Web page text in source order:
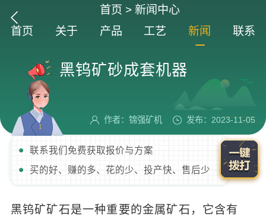
首页 >新闻中心
首页
关于 产品 工艺 新闻 联系
黑钨矿砂成套机器
作者：锦强矿机 发布：2023-11-05
联系我们免费获取报价与方案
买的好、赚的多、花的少、投产快、售后少
黑钨矿矿石是一种重要的金属矿石，它含有